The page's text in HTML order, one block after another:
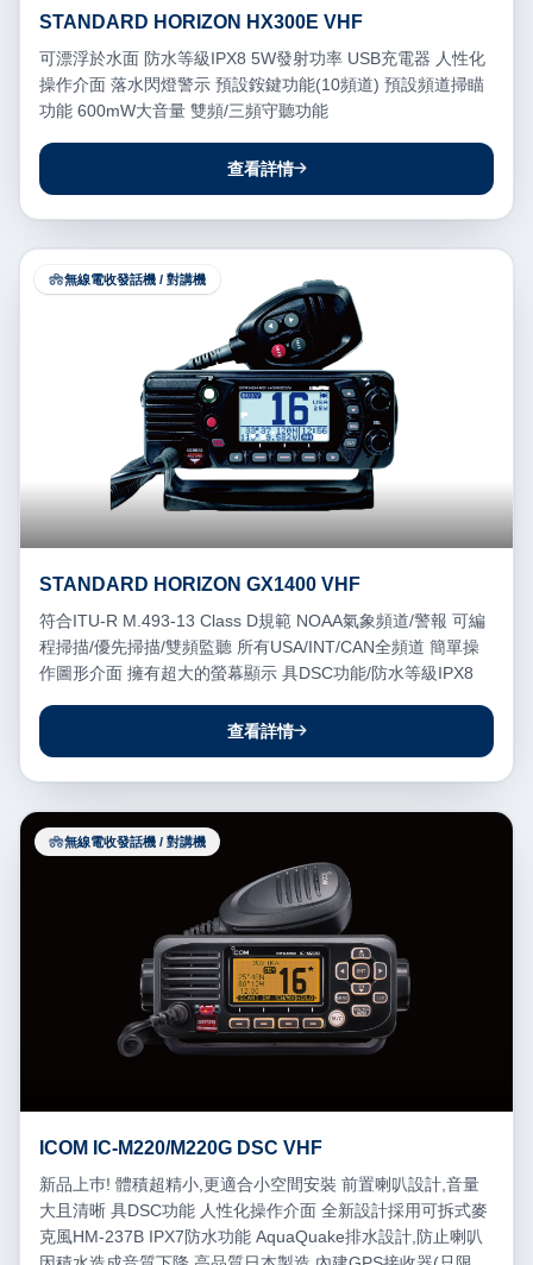
STANDARD HORIZON HX300E VHF
可漂浮於水面 防水等級IPX8 5W發射功率 USB充電器 人性化
操作介面 落水閃燈警示 預設銨鍵功能(10頻道) 預設頻道掃瞄
功能 600mW大音量 雙頻/三頻守聽功能
查看詳情
無線電收發話機 / 對講機
STANDARD HORIZON GX1400 VHF
符合ITU-R M.493-13 Class D規範 NOAA氣象頻道/警報 可編
程掃描/優先掃描/雙頻監聽 所有USA/INT/CAN全頻道 簡單操
作圖形介面 擁有超大的螢幕顯示 具DSC功能/防水等級IPX8
查看詳情
無線電收發話機 / 對講機
ICOM IC-M220/M220G DSC VHF
新品上巿! 體積超精小,更適合小空間安裝 前置喇叭設計,音量
大且清晰 具DSC功能 人性化操作介面 全新設計採用可拆式麥
克風HM-237B IPX7防水功能 AquaQuake排水設計,防止喇叭